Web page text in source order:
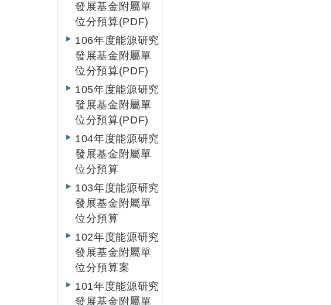
發展基金附屬單
位分預算(PDF)
106年度能源研究
發展基金附屬單
位分預算(PDF)
105年度能源研究
發展基金附屬單
位分預算(PDF)
104年度能源研究
發展基金附屬單
位分預算
103年度能源研究
發展基金附屬單
位分預算
102年度能源研究
發展基金附屬單
位分預算案
101年度能源研究
發展基金附屬單